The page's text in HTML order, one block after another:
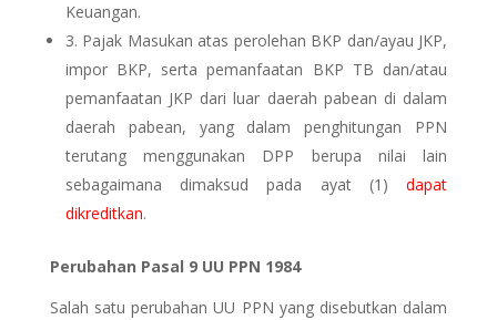
Keuangan.
3. Pajak Masukan atas perolehan BKP dan/ayau JKP,
impor BKP, serta pemanfaatan BKP TB dan/atau
pemanfaatan JKP dari luar daerah pabean di dalam
daerah pabean, yang dalam penghitungan PPN
terutang menggunakan DPP berupa nilai lain
sebagaimana dimaksud pada ayat (1)dapat
dikreditkan.
Perubahan Pasal 9 UU PPN 1984
Salah satu perubahan UU PPN yang disebutkan dalam